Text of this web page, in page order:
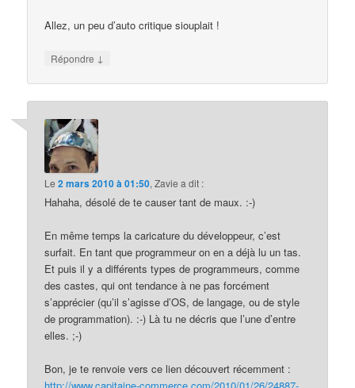
Allez, un peu d’auto critique siouplait !
Répondre ↓
Le2 mars 2010 à 01:50,Zavie a dit :
Hahaha, désolé de te causer tant de maux. :-)
En même temps la caricature du développeur, c’est
surfait. En tant que programmeur on en a déjà lu un tas.
Et puis il y a différents types de programmeurs, comme
des castes, qui ont tendance à ne pas forcément
s’apprécier (qu’il s’agisse d’OS, de langage, ou de style
de programmation). :-) Là tu ne décris que l’une d’entre
elles. ;-)
Bon, je te renvoie vers ce lien découvert récemment :